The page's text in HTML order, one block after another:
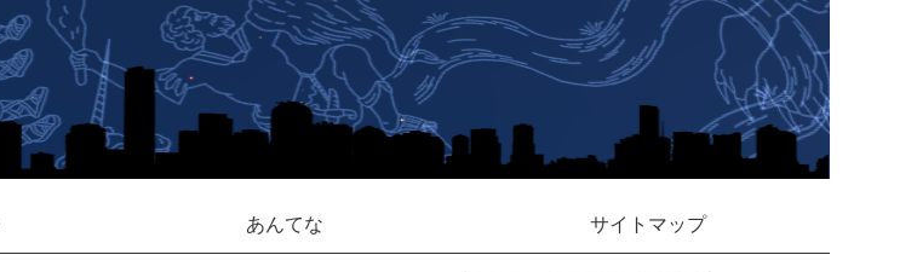
あんてな サイトマップ